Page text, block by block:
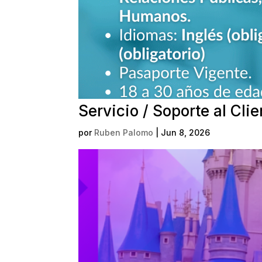
Servicio / Soporte al
por Ruben Palomo Jun 8, 2026